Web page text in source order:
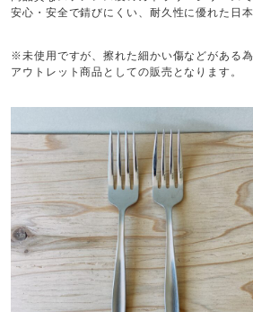
安心・安全で錆びにくい、耐久性に優れた日本
※未使用ですが、擦れた細かい傷などがある為
アウトレット商品としての販売となります。